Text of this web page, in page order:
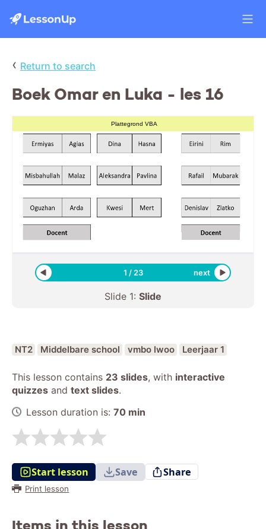
‹ Return to search
Boek Omar en Luka - les 16
Plattegrond VBA
1 / 23 next
Slide 1: Slide
NT2 Middelbare school vmbo lwoo Leerjaar 1
This lesson contains 23 slides, with interactive
quizzes and text slides.
Lesson duration is: 70 min
Start lesson Save Share
Print lesson
Items in this lesson